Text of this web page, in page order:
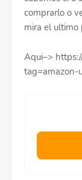
comprarlo o
mira el ultimo
Aqui–>
tag=amazon-